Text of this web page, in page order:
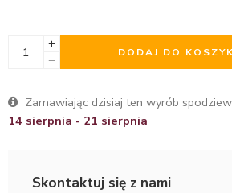
DODAJ DO
Zamawiając dzisiaj ten wyrób
14 sierpnia - 21 sierpnia
Skontaktuj się z nami